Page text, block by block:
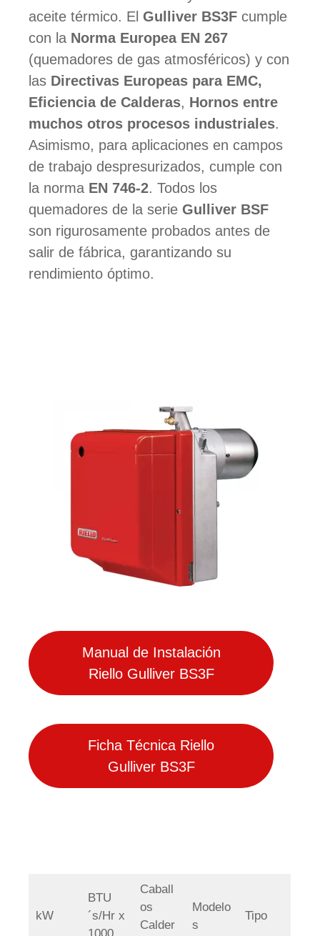
aceite térmico. El Gulliver BS3F cumple
con la Norma Europea EN 267
(quemadores de gas atmosféricos) y con
las Directivas Europeas para EMC,
Eficiencia de Calderas, Hornos entre
muchos otros procesos industriales.
Asimismo, para aplicaciones en campos
de trabajo despresurizados, cumple con
la norma EN 746-2. Todos los
quemadores de la serie Gulliver BSF
son rigurosamente probados antes de
salir de fábrica, garantizando su
rendimiento óptimo.
Manual de Instalación
Riello Gulliver BS3F
Ficha Técnica Riello
Gulliver BS3F
kW
BTU
´s/Hr x
Caball
os
Calder
Modelo
s
Tipo